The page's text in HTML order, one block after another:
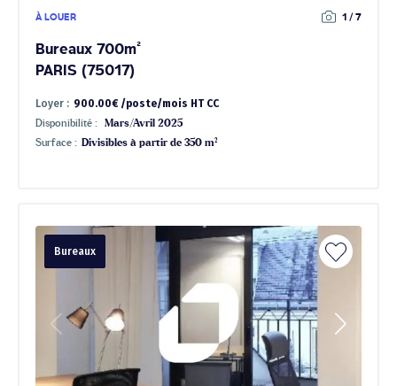
À LOUER 1 / 7
Bureaux 700m²
PARIS (75017)
Loyer : 900.00€ /poste/mois HT CC
Disponibilité :
Mars/Avril 2025
Surface : Divisibles à partir de 350 m²
Bureaux